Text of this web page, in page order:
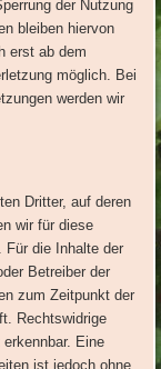
der Nutzung
bleiben hiervon
erst ab dem
möglich. Bei
werden wir
Dritter, auf deren
wir für diese
Für die Inhalte der
Betreiber der
zum Zeitpunkt der
Rechtswidrige
Eine
ist jedoch ohne